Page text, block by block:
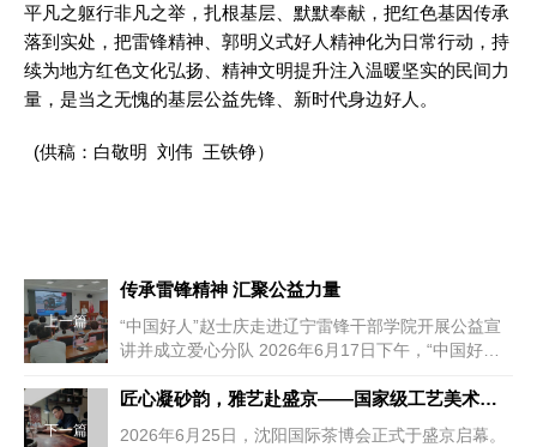
平凡之躯行非凡之举，扎根基层、默默奉献，把红色基因传承
落到实处，把雷锋精神、郭明义式好人精神化为日常行动，持
续为地方红色文化弘扬、精神文明提升注入温暖坚实的民间力
量，是当之无愧的基层公益先锋、新时代身边好人。
(供稿：白敬明 刘伟 王铁铮）
上一篇
传承雷锋精神 汇聚公益力量
“中国好人”赵士庆走进辽宁雷锋干部学院开展公益宣
讲并成立爱心分队 2026年6月17日下午，“中国好
下一篇
匠心凝砂韵，雅艺赴盛京——国家级工艺美术大师张亦忠亮相2026沈阳茶博会
2026年6月25日，沈阳国际茶博会正式于盛京启幕。